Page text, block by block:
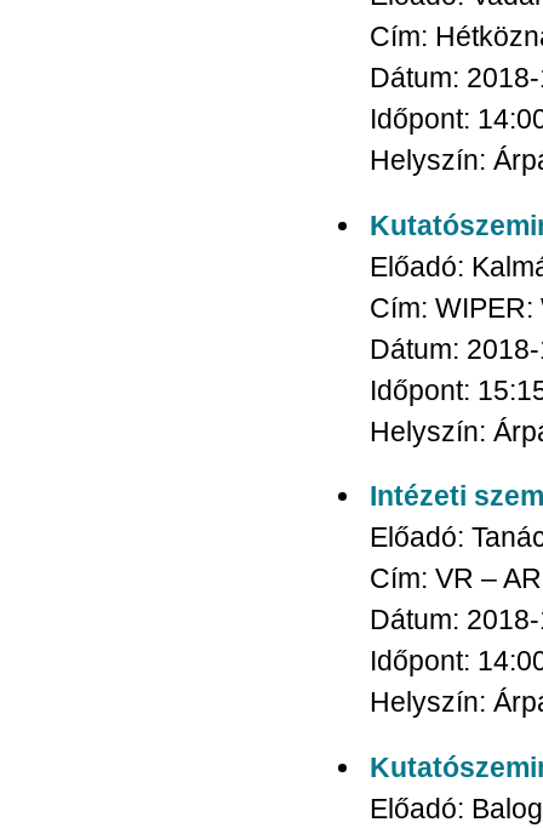
Cím:
Dátum:
Időpont:
Helyszín:
Előadó:
Cím: WIPER:
Dátum:
Időpont:
Helyszín:
Intézeti
Előadó:
Cím: VR –
Dátum:
Időpont:
Helyszín:
Előadó: